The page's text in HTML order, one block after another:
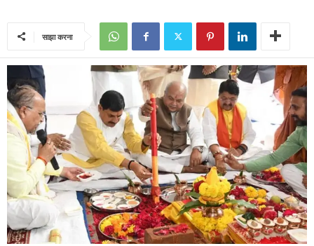
साझा करना